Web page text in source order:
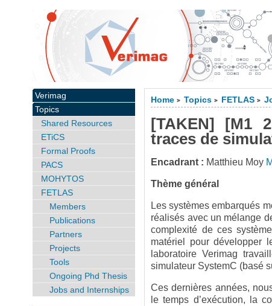
Home > Topics > FETLAS >
[TAKEN] [M1
traces de
Encadrant : Matthieu Moy
Thème général
Les systèmes embarqués
réalisés avec un mélange
complexité de ces
matériel pour développer
laboratoire Verimag
simulateur SystemC (basé
Ces dernières années,
le temps d’exécution, la
Verimag
Topics
Shared Resources
ETiCS
Formal Proofs
PACS
MOHYTOS
FETLAS
Members
Publications
Partners
Projects
Tools
Ongoing Phd Thesis
Jobs and Internships